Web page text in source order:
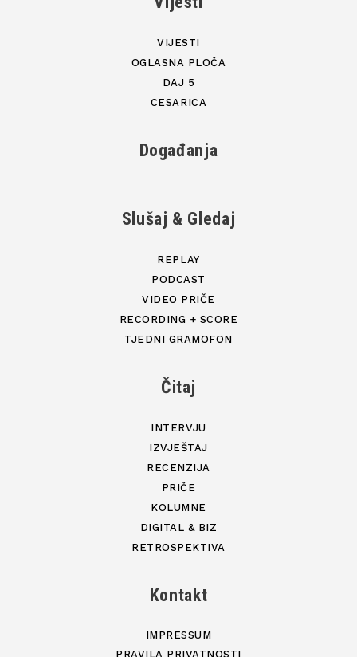
VIJESTI
OGLASNA PLOČA
DAJ 5
CESARICA
Događanja
Slušaj & Gledaj
REPLAY
PODCAST
VIDEO PRIČE
RECORDING + SCORE
TJEDNI GRAMOFON
Čitaj
INTERVJU
IZVJEŠTAJ
RECENZIJA
PRIČE
KOLUMNE
DIGITAL & BIZ
RETROSPEKTIVA
Kontakt
IMPRESSUM
PRAVILA PRIVATNOSTI